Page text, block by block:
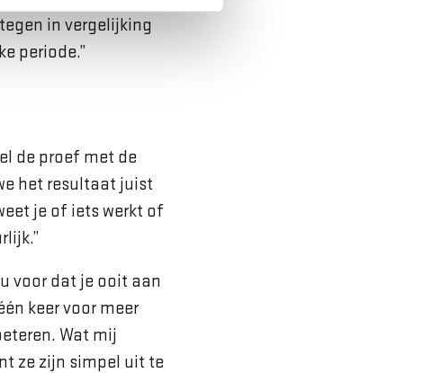
in vergelijking
periode.”
de proef met de
het resultaat juist
je of iets werkt of
voor dat je ooit aan
keer voor meer
Wat mij
ze zijn simpel uit te